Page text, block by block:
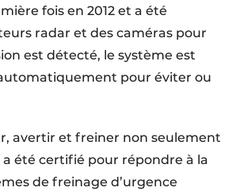
fois en 2012 et a été
radar et des caméras pour
est détecté, le système est
pour éviter ou
avertir et freiner non seulement
a été certifié pour répondre à la
de freinage d’urgence